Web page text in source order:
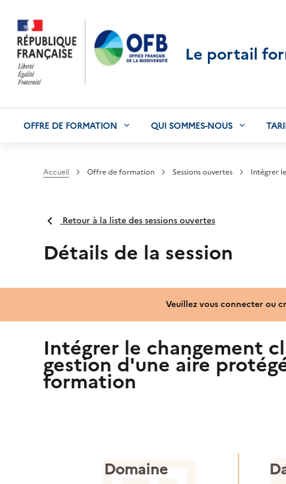
Le portail
OFFRE DE FORMATION QUI SOMMES-NOUS
Accueil Offre de formation Sessions ouvertes Intégrer
Retour à la liste des sessions ouvertes
Détails de la session
Veuillez vous connecter ou
Intégrer le changement
gestion d'une aire
formation
Domaine